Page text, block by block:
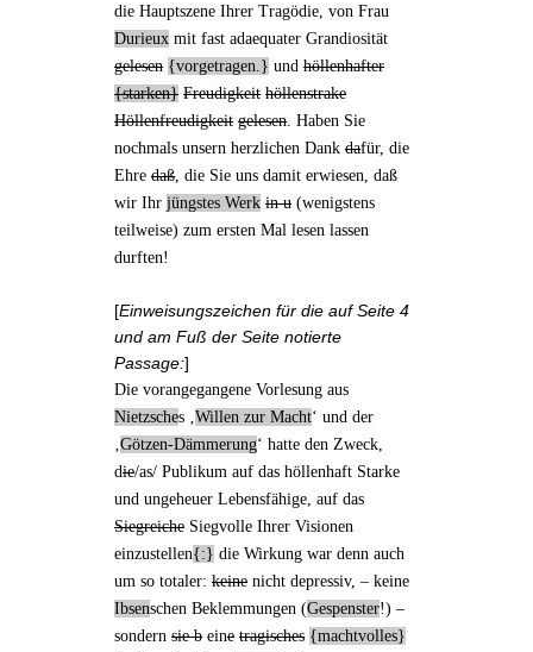
dieHauptszene Ihrer Tragödie, von Frau
Durieux mit fast adaequater Grandiosität
gelesen
vorgetragen. undhöllenhafter
starken
Freudigkeit höllenstrake
Höllenfreudigkeit gelesen. Haben Sie
nochmals unsern herzlichen Dankdafür,die
Ehre daß, die Sie uns damit erwiesen, daß
wir Ihrjüngstes Werk in u(wenigstens
teilweise) zum ersten Mal lesen lassen
durften!
[Einweisungszeichen für die auf Seite 4
und am Fuß der Seite notierte
Passage:]
Die vorangegangeneVorlesung aus
Nietzsches ‚Willen zur Macht‘ und der
‚Götzen-Dämmerung‘ hatte den Zweck,
die/as/ Publikum auf das höllenhaft Starke
und ungeheuer Lebensfähige, auf das
SiegreicheSiegvolle Ihrer Visionen
einzustellen :
die Wirkung war denn auch
um so totaler:keinenicht depressiv, –keine
Ibsenschen Beklemmungen (Gespenster!) –
sondernsie beine tragisches
machtvolles